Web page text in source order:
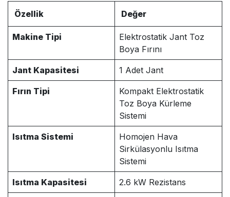
Özellik Değer
Makine Tipi
Elektrostatik Jant Toz
Boya Fırını
Jant Kapasitesi 1 Adet Jant
Fırın Tipi
Kompakt Elektrostatik
Toz Boya Kürleme
Sistemi
Isıtma Sistemi
Homojen Hava
Sirkülasyonlu Isıtma
Sistemi
Isıtma Kapasitesi 2.6 kW Rezistans